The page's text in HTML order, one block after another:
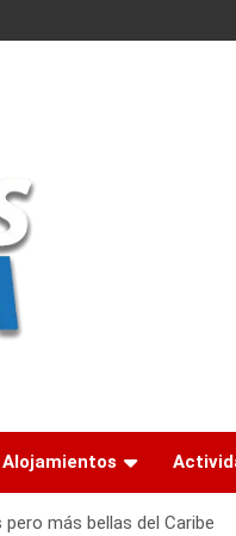
Alojamientos
más bellas del Caribe